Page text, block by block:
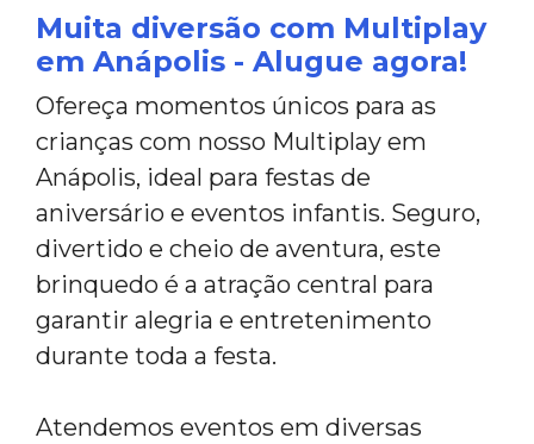
Muita diversão com Multiplay
em Anápolis - Alugue agora!
Ofereça momentos únicos para as
crianças com nosso Multiplay em
Anápolis, ideal para festas de
aniversário e eventos infantis. Seguro,
divertido e cheio de aventura, este
brinquedo é a atração central para
garantir alegria e entretenimento
durante toda a festa.
Atendemos eventos em diversas